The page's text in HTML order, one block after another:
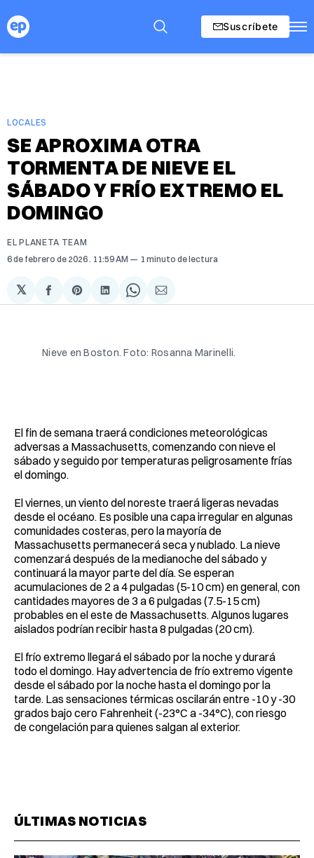
Suscríbete
LOCALES
SE APROXIMA OTRA
TORMENTA DE NIEVE EL
SÁBADO Y FRÍO EXTREMO EL
DOMINGO
EL PLANETA TEAM
6 de febrero de 2026 . 11:59 AM 1 minuto de lectura
𝕏
Compartir
en
Share
on
Compartir
en
Share
on
Compartir
via
Nieve en Boston. Foto: Rosanna Marinelli.
El fin de semana traerá condiciones meteorológicas
adversas a Massachusetts, comenzando con nieve el
sábado y seguido por temperaturas peligrosamente frías
el domingo.
El viernes, un viento del noreste traerá ligeras nevadas
desde el océano. Es posible una capa irregular en algunas
comunidades costeras, pero la mayoría de
Massachusetts permanecerá seca y nublado. La nieve
comenzará después de la medianoche del sábado y
continuará la mayor parte del día. Se esperan
acumulaciones de 2 a 4 pulgadas (5-10 cm) en general, con
cantidades mayores de 3 a 6 pulgadas (7.5-15 cm)
probables en el este de Massachusetts. Algunos lugares
aislados podrían recibir hasta 8 pulgadas (20 cm).
El frío extremo llegará el sábado por la noche y durará
todo el domingo. Hay advertencia de frío extremo vigente
desde el sábado por la noche hasta el domingo por la
tarde. Las sensaciones térmicas oscilarán entre -10 y -30
grados bajo cero Fahrenheit (-23°C a -34°C), con riesgo
de congelación para quienes salgan al exterior.
ÚLTIMAS NOTICIAS